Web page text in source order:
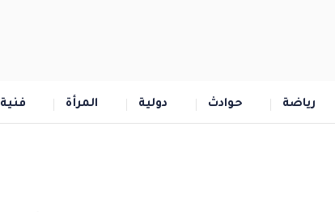
رياضة حوادث دولية المرأة فنية